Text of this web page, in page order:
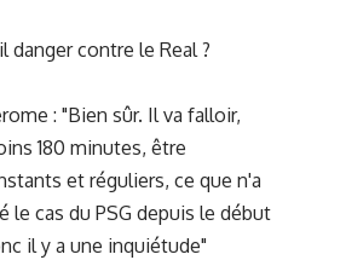
danger contre le Real ?
: "Bien sûr. Il va falloir,
180 minutes, être
et réguliers, ce que n'a
le cas du PSG depuis le début
il y a une inquiétude"